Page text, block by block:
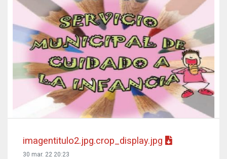
imagentitulo2.jpg.crop_display.jpg
30 mar. 22 20:23